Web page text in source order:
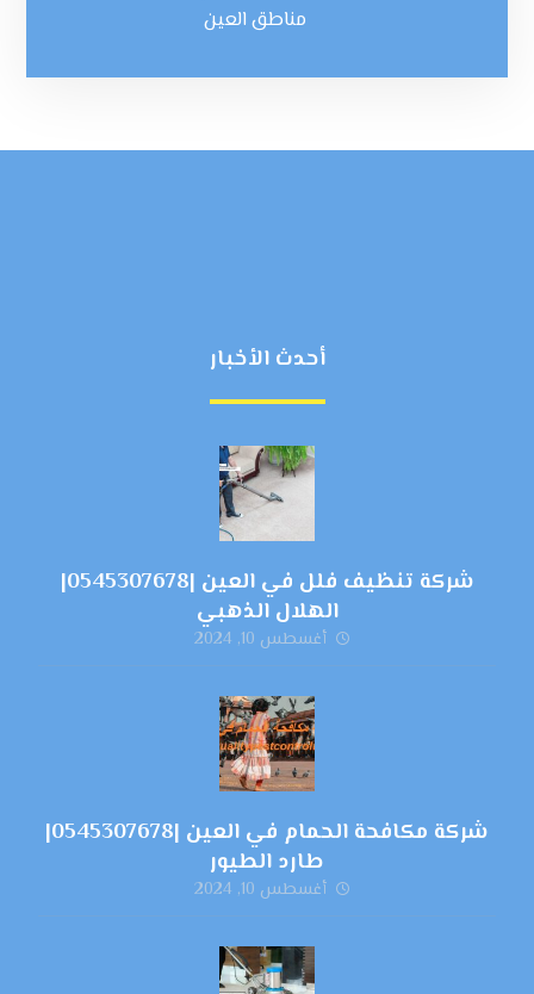
مناطق العين
أحدث الأخبار
شركة تنظيف فلل في العين |0545307678|
الهلال الذهبي
أغسطس 10, 2024
شركة مكافحة الحمام في العين |0545307678|
طارد الطيور
أغسطس 10, 2024